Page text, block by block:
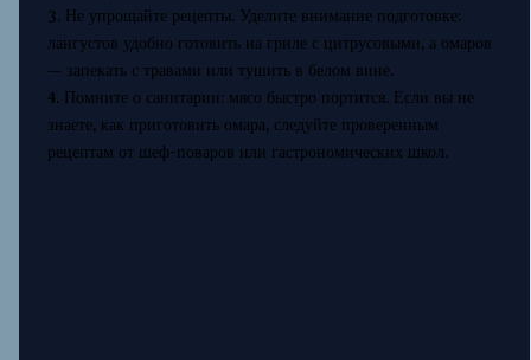
3. Не упрощайте рецепты. Уделите внимание подготовке:
лангустов удобно готовить на гриле с цитрусовыми, а омаров
— запекать с травами или тушить в белом вине.
4. Помните о санитарии: мясо быстро портится. Если вы не
знаете, как приготовить омара, следуйте проверенным
рецептам от шеф-поваров или гастрономических школ.